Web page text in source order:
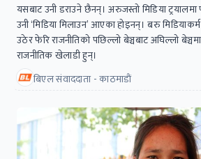
यसबाट उनी डराउने छैनन्। अरुजस्तो मिडिया ट्रयालमा
उनी ‘मिडिया मिलाउन’ आएका होइनन्। बरु
उठेर फेरि राजनीतिको पछिल्लो बेञ्चबाट अघिल्लो
राजनीतिक खेलाडी हुन्।
बिएल संवाददाता - काठमाडाैं